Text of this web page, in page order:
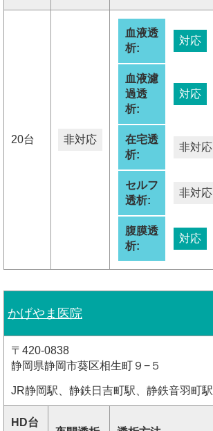
20台 非対応
血液透
析:
対応
血液濾
過透
析:
対応
在宅透
析:
非対応
セルフ
透析:
非対応
腹膜透
析:
対応
かげやま医院
〒420-0838
静岡県静岡市葵区相生町９−５
JR静岡駅、静鉄日吉町駅、静鉄音羽町駅
HD台